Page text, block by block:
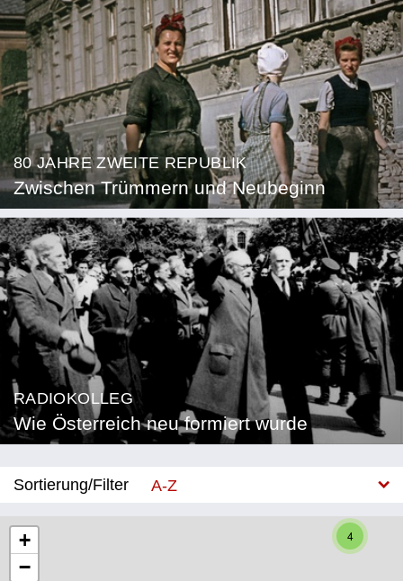
80 JAHRE ZWEITE REPUBLIK
Zwischen Trümmern und Neubeginn
RADIOKOLLEG
Wie Österreich neu formiert wurde
Sortierung/Filter
A-Z
4
+
−